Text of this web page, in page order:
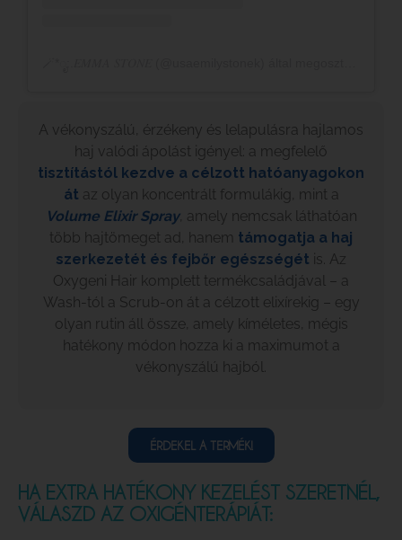
A vékonyszálú, érzékeny és lelapulásra hajlamos
haj valódi ápolást igényel: a megfelelő
tisztítástól kezdve a célzott hatóanyagokon
át az olyan koncentrált formulákig, mint a
Volume Elixir Spray, amely nemcsak láthatóan
több hajtömeget ad, hanem támogatja a haj
szerkezetét és fejbőr egészségét is. Az
Oxygeni Hair komplett termékcsaládjával – a
Wash‑tól a Scrub‑on át a célzott elixírekig – egy
olyan rutin áll össze, amely kíméletes, mégis
hatékony módon hozza ki a maximumot a
vékonyszálú hajból.
ÉRDEKEL A TERMÉK!
HA EXTRA HATÉKONY KEZELÉST SZERETNÉL,
VÁLASZD AZ OXIGÉNTERÁPIÁT: